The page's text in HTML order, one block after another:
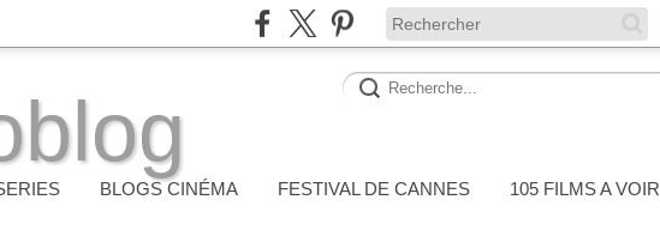
BLOGS CINÉMA FESTIVAL DE CANNES
105 FILMS A VOIR